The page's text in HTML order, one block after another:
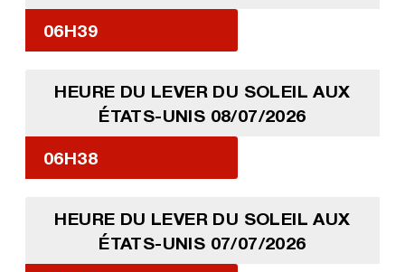
06H39
HEURE DU LEVER DU SOLEIL AUX
ÉTATS-UNIS 08/07/2026
06H38
HEURE DU LEVER DU SOLEIL AUX
ÉTATS-UNIS 07/07/2026